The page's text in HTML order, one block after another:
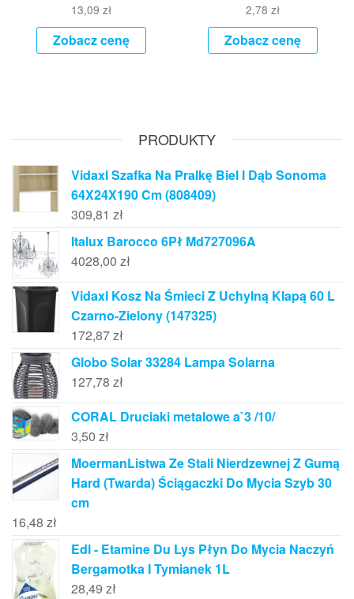
13,09 zł
Zobacz cenę
2,78zł
Zobacz cenę
PRODUKTY
Vidaxl Szafka Na Pralkę Biel I Dąb Sonoma
64X24X190 Cm (808409)
309,81 zł
Italux Barocco 6Pł Md727096A
4028,00 zł
Vidaxl Kosz Na Śmieci Z Uchylną Klapą 60 L
Czarno-Zielony (147325)
172,87zł
Globo Solar 33284 Lampa Solarna
127,78 zł
CORAL Druciaki metalowe a`3 /10/
3,50 zł
MoermanListwa Ze Stali Nierdzewnej Z Gumą
Hard (Twarda) Ściągaczki Do Mycia Szyb 30
cm
16,48 zł
Edl - Etamine Du Lys Płyn Do Mycia Naczyń
Bergamotka I Tymianek 1L
28,49 zł